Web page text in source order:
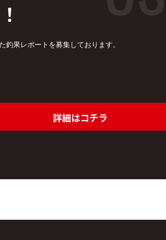
果レポートを募集しております。
詳細はコチラ